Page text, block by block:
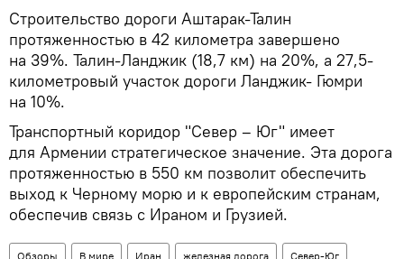
Строительство дороги Аштарак-Талин
протяженностью в 42 километра завершено
на 39%. Талин-Ланджик (18,7 км) на 20%, а 27,5-
километровый участок дороги Ланджик- Гюмри
на 10%.
Транспортный коридор "Север – Юг" имеет
для Армении стратегическое значение. Эта дорога
протяженностью в 550 км позволит обеспечить
выход к Черному морю и к европейским странам,
обеспечив связь с Ираном и Грузией.
Обзоры В мире Иран железная дорога Север-Юг